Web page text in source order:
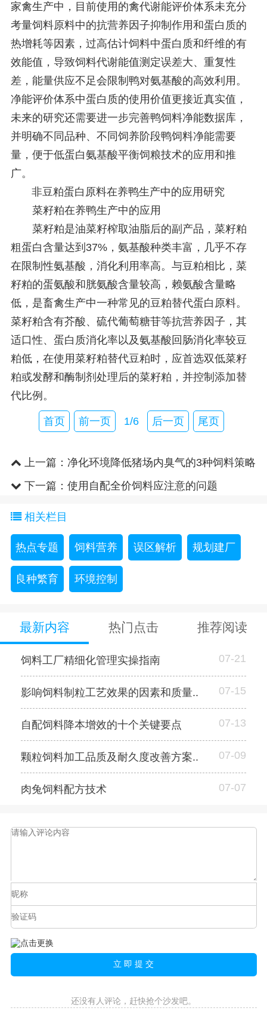
家禽生产中，目前使用的禽代谢能评价体系未充分
考量饲料原料中的抗营养因子抑制作用和蛋白质的
热增耗等因素，过高估计饲料中蛋白质和纤维的有
效能值，导致饲料代谢能值测定误差大、重复性
差，能量供应不足会限制鸭对氨基酸的高效利用。
净能评价体系中蛋白质的使用价值更接近真实值，
未来的研究还需要进一步完善鸭饲料净能数据库，
并明确不同品种、不同饲养阶段鸭饲料净能需要
量，便于低蛋白氨基酸平衡饲粮技术的应用和推
广。
非豆粕蛋白原料在养鸭生产中的应用研究
菜籽粕在养鸭生产中的应用
菜籽粕是油菜籽榨取油脂后的副产品，菜籽粕
粗蛋白含量达到37%，氨基酸种类丰富，几乎不存
在限制性氨基酸，消化利用率高。与豆粕相比，菜
籽粕的蛋氨酸和胱氨酸含量较高，赖氨酸含量略
低，是畜禽生产中一种常见的豆粕替代蛋白原料。
菜籽粕含有芥酸、硫代葡萄糖苷等抗营养因子，其
适口性、蛋白质消化率以及氨基酸回肠消化率较豆
粕低，在使用菜籽粕替代豆粕时，应首选双低菜籽
粕或发酵和酶制剂处理后的菜籽粕，并控制添加替
代比例。
首页 前一页 1/6 后一页 尾页
上一篇： 净化环境降低猪场内臭气的3种饲料策略
下一篇： 使用自配全价饲料应注意的问题
相关栏目
热点专题 饲料营养 误区解析 规划建厂
良种繁育 环境控制
最新内容 热门点击 推荐阅读
饲料工厂精细化管理实操指南 07-21
影响饲料制粒工艺效果的因素和质量.. 07-15
自配饲料降本增效的十个关键要点 07-13
颗粒饲料加工品质及耐久度改善方案.. 07-09
肉兔饲料配方技术 07-07
还没有人评论，赶快抢个沙发吧。